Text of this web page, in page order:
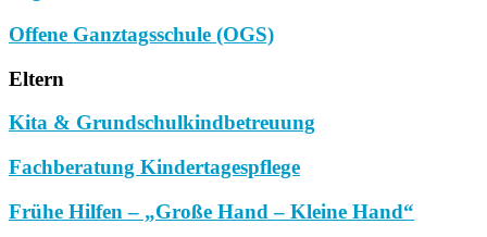
Offene Ganztagsschule (OGS)
Eltern
Kita & Grundschulkindbetreuung
Fachberatung Kindertagespflege
Frühe Hilfen – „Große Hand – Kleine Hand“